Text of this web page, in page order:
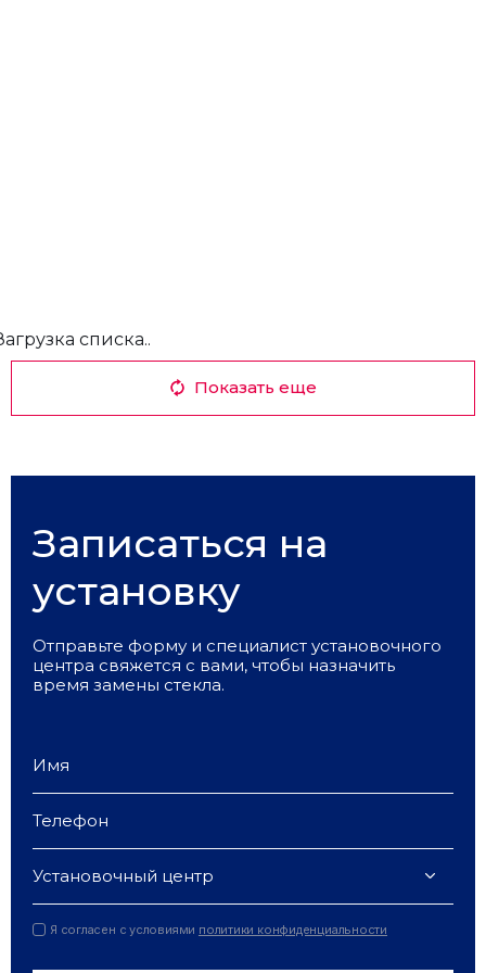
списка..
Показать еще
Записаться на
установку
Отправьте форму и специалист установочного
центра свяжется с вами, чтобы назначить
время замены стекла.
Установочный центр
Я согласен с условиями политики конфиденциальности